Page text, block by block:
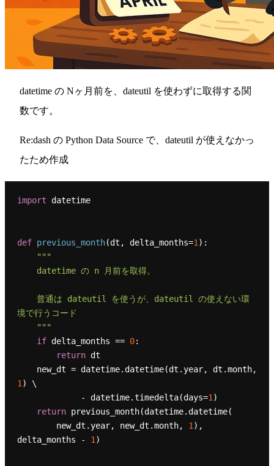
datetime の Nヶ月前を、dateutil を使わずに取得する関
数です。
Re:dash の Python Data Source で、dateutil が使えなかっ
たため作成
import datetime
def previous_month(dt, delta_months=1 ):
"""
境で行うコード
    """
if delta_months == 0:
return dt
1 ) \
             - datetime.timedelta(days=
1 )
return previous_month(datetime.datetime(
        new_dt.year, new_dt.month,
1 ),
delta_months - 1 )